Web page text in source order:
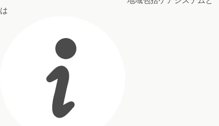
は